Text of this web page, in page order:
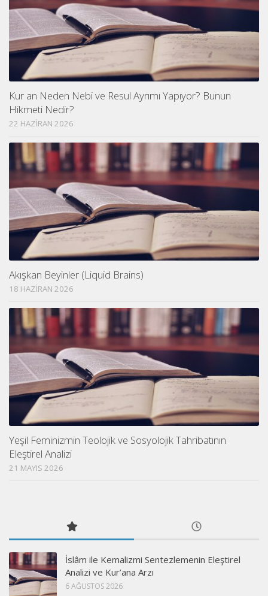
Kur an Neden Nebi ve Resul Ayrımı Yapıyor? Bunun
Hikmeti Nedir?
22 HAZIRAN 2026
Akışkan Beyinler (Liquid Brains)
18 HAZIRAN 2026
Yeşil Feminizmin Teolojik ve Sosyolojik Tahribatının
Eleştirel Analizi
21 MAYIS 2026
İslâm ile Kemalizmi Sentezlemenin Eleştirel
Analizi ve Kur’ana Arzı
6 AĞUSTOS 2026